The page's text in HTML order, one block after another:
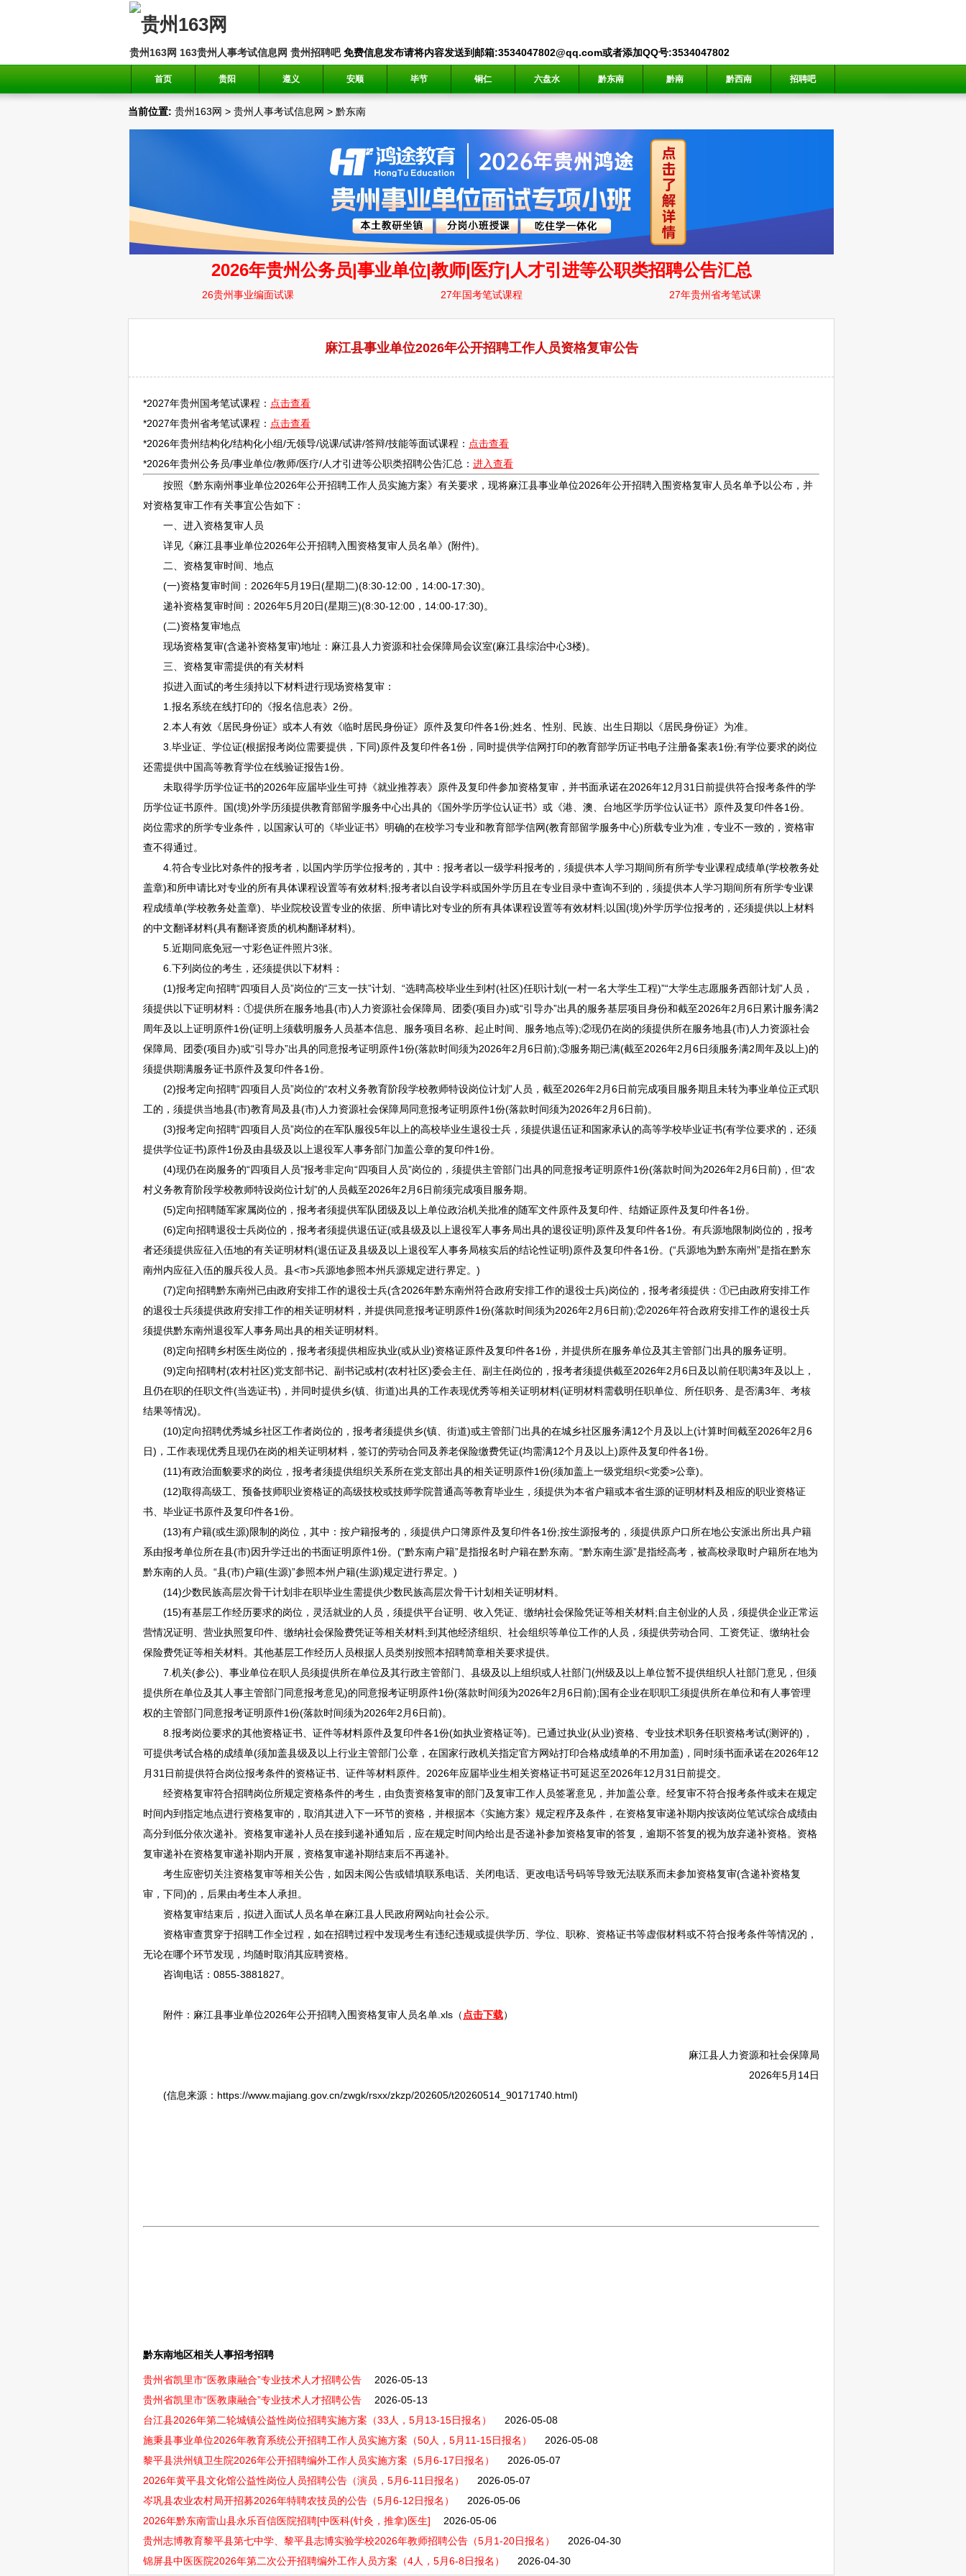
贵州163网 163贵州人事考试信息网 贵州招聘吧免费信息发布请将内容发送到邮箱:3534047802@qq.com或者添加QQ号:3534047802
首页 贵阳 遵义 安顺 毕节 铜仁 六盘水 黔东南 黔南 黔西南 招聘吧
当前位置: 贵州163网 > 贵州人事考试信息网 > 黔东南
麻江县事业单位2026年公开招聘工作人员资格复审公告
*2027年贵州国考笔试课程： 点击查看
*2027年贵州省考笔试课程： 点击查看
*2026年贵州结构化/结构化小组/无领导/说课/试讲/答辩/技能等面试课程： 点击查看
*2026年贵州公务员/事业单位/教师/医疗/人才引进等公职类招聘公告汇总： 进入查看
按照《黔东南州事业单位2026年公开招聘工作人员实施方案》有关要求，现将麻江县事业单位2026年公开招聘入围资格复审人员名单予以公布，并
对资格复审工作有关事宜公告如下：
一、进入资格复审人员
详见《麻江县事业单位2026年公开招聘入围资格复审人员名单》(附件)。
二、资格复审时间、地点
(一)资格复审时间：2026年5月19日(星期二)(8:30-12:00，14:00-17:30)。
递补资格复审时间：2026年5月20日(星期三)(8:30-12:00，14:00-17:30)。
(二)资格复审地点
现场资格复审(含递补资格复审)地址： 麻江县人力资源和社会保障局会议室(麻江县综治中心3楼)。
三、资格复审需提供的有关材料
拟进入面试的考生须持以下材料进行现场资格复审：
1.报名系统在线打印的《报名信息表》2份。
2.本人有效《居民身份证》或本人有效《临时居民身份证》原件及复印件各1份;姓名、性别、民族、出生日期以《居民身份证》为准。
3.毕业证、学位证(根据报考岗位需要提供，下同)原件及复印件各1份，同时提供学信网打印的教育部学历证书电子注册备案表1份;有学位要求的岗位
还需提供中国高等教育学位在线验证报告1份。
未取得学历学位证书的2026年应届毕业生可持《就业推荐表》原件及复印件参加资格复审，并书面承诺在2026年12月31日前提供符合报考条件的学
历学位证书原件。国(境)外学历须提供教育部留学服务中心出具的《国外学历学位认证书》或《港、澳、台地区学历学位认证书》原件及复印件各1份。
岗位需求的所学专业条件，以国家认可的《毕业证书》明确的在校学习专业和教育部学信网(教育部留学服务中心)所载专业为准，专业不一致的，资格审
查不得通过。
4.符合专业比对条件的报考者，以国内学历学位报考的，其中：报考者以一级学科报考的，须提供本人学习期间所有所学专业课程成绩单(学校教务处
盖章)和所申请比对专业的所有具体课程设置等有效材料;报考者以自设学科或国外学历且在专业目录中查询不到的，须提供本人学习期间所有所学专业课
程成绩单(学校教务处盖章)、毕业院校设置专业的依据、所申请比对专业的所有具体课程设置等有效材料;以国(境)外学历学位报考的，还须提供以上材料
的中文翻译材料(具有翻译资质的机构翻译材料)。
5.近期同底免冠一寸彩色证件照片3张。
6.下列岗位的考生，还须提供以下材料：
(1)报考定向招聘“四项目人员”岗位的“三支一扶”计划、“选聘高校毕业生到村(社区)任职计划(一村一名大学生工程)”“大学生志愿服务西部计划”人员，
须提供以下证明材料：①提供所在服务地县(市)人力资源社会保障局、团委(项目办)或“引导办”出具的服务基层项目身份和截至2026年2月6日累计服务满2
周年及以上证明原件1份(证明上须载明服务人员基本信息、服务项目名称、起止时间、服务地点等);②现仍在岗的须提供所在服务地县(市)人力资源社会
保障局、团委(项目办)或“引导办”出具的同意报考证明原件1份(落款时间须为2026年2月6日前);③服务期已满(截至2026年2月6日须服务满2周年及以上)的
须提供期满服务证书原件及复印件各1份。
(2)报考定向招聘“四项目人员”岗位的“农村义务教育阶段学校教师特设岗位计划”人员，截至2026年2月6日前完成项目服务期且未转为事业单位正式职
工的，须提供当地县(市)教育局及县(市)人力资源社会保障局同意报考证明原件1份(落款时间须为2026年2月6日前)。
(3)报考定向招聘“四项目人员”岗位的在军队服役5年以上的高校毕业生退役士兵，须提供退伍证和国家承认的高等学校毕业证书(有学位要求的，还须
提供学位证书)原件1份及由县级及以上退役军人事务部门加盖公章的复印件1份。
(4)现仍在岗服务的“四项目人员”报考非定向“四项目人员”岗位的，须提供主管部门出具的同意报考证明原件1份(落款时间为2026年2月6日前)，但“农
村义务教育阶段学校教师特设岗位计划”的人员截至2026年2月6日前须完成项目服务期。
(5)定向招聘随军家属岗位的，报考者须提供军队团级及以上单位政治机关批准的随军文件原件及复印件、结婚证原件及复印件各1份。
(6)定向招聘退役士兵岗位的，报考者须提供退伍证(或县级及以上退役军人事务局出具的退役证明)原件及复印件各1份。有兵源地限制岗位的，报考
者还须提供应征入伍地的有关证明材料(退伍证及县级及以上退役军人事务局核实后的结论性证明)原件及复印件各1份。(“兵源地为黔东南州”是指在黔东
南州内应征入伍的服兵役人员。县<市>兵源地参照本州兵源规定进行界定。)
(7)定向招聘黔东南州已由政府安排工作的退役士兵(含2026年黔东南州符合政府安排工作的退役士兵)岗位的，报考者须提供：①已由政府安排工作
的退役士兵须提供政府安排工作的相关证明材料，并提供同意报考证明原件1份(落款时间须为2026年2月6日前);②2026年符合政府安排工作的退役士兵
须提供黔东南州退役军人事务局出具的相关证明材料。
(8)定向招聘乡村医生岗位的，报考者须提供相应执业(或从业)资格证原件及复印件各1份，并提供所在服务单位及其主管部门出具的服务证明。
(9)定向招聘村(农村社区)党支部书记、副书记或村(农村社区)委会主任、副主任岗位的，报考者须提供截至2026年2月6日及以前任职满3年及以上，
且仍在职的任职文件(当选证书)，并同时提供乡(镇、街道)出具的工作表现优秀等相关证明材料(证明材料需载明任职单位、所任职务、是否满3年、考核
结果等情况)。
(10)定向招聘优秀城乡社区工作者岗位的，报考者须提供乡(镇、街道)或主管部门出具的在城乡社区服务满12个月及以上(计算时间截至2026年2月6
日)，工作表现优秀且现仍在岗的相关证明材料，签订的劳动合同及养老保险缴费凭证(均需满12个月及以上)原件及复印件各1份。
(11)有政治面貌要求的岗位，报考者须提供组织关系所在党支部出具的相关证明原件1份(须加盖上一级党组织<党委>公章)。
(12)取得高级工、预备技师职业资格证的高级技校或技师学院普通高等教育毕业生，须提供为本省户籍或本省生源的证明材料及相应的职业资格证
书、毕业证书原件及复印件各1份。
(13)有户籍(或生源)限制的岗位，其中：按户籍报考的，须提供户口簿原件及复印件各1份;按生源报考的，须提供原户口所在地公安派出所出具户籍
系由报考单位所在县(市)因升学迁出的书面证明原件1份。(“黔东南户籍”是指报名时户籍在黔东南。“黔东南生源”是指经高考，被高校录取时户籍所在地为
黔东南的人员。“县(市)户籍(生源)”参照本州户籍(生源)规定进行界定。)
(14)少数民族高层次骨干计划非在职毕业生需提供少数民族高层次骨干计划相关证明材料。
(15)有基层工作经历要求的岗位，灵活就业的人员，须提供平台证明、收入凭证、缴纳社会保险凭证等相关材料;自主创业的人员，须提供企业正常运
营情况证明、营业执照复印件、缴纳社会保险费凭证等相关材料;到其他经济组织、社会组织等单位工作的人员，须提供劳动合同、工资凭证、缴纳社会
保险费凭证等相关材料。其他基层工作经历人员根据人员类别按照本招聘简章相关要求提供。
7.机关(参公)、 事业单位在职人员须提供所在单位及其行政主管部门、县级及以上组织或人社部门(州级及以上单位暂不提供组织人社部门意见，但须
提供所在单位及其人事主管部门同意报考意见)的同意报考证明原件1份(落款时间须为2026年2月6日前);国有企业在职职工须提供所在单位和有人事管理
权的主管部门同意报考证明原件1份(落款时间须为2026年2月6日前)。
8.报考岗位要求的其他资格证书、证件等材料原件及复印件各1份(如执业资格证等)。已通过执业(从业)资格、专业技术职务任职资格考试(测评的)，
可提供考试合格的成绩单(须加盖县级及以上行业主管部门公章，在国家行政机关指定官方网站打印合格成绩单的不用加盖)，同时须书面承诺在2026年12
月31日前提供符合岗位报考条件的资格证书、证件等材料原件。2026年应届毕业生相关资格证书可延迟至2026年12月31日前提交。
经资格复审符合招聘岗位所规定资格条件的考生，由负责资格复审的部门及复审工作人员签署意见，并加盖公章。经复审不符合报考条件或未在规定
时间内到指定地点进行资格复审的，取消其进入下一环节的资格，并根据本《实施方案》规定程序及条件，在资格复审递补期内按该岗位笔试综合成绩由
高分到低分依次递补。资格复审递补人员在接到递补通知后，应在规定时间内给出是否递补参加资格复审的答复，逾期不答复的视为放弃递补资格。资格
复审递补在资格复审递补期内开展，资格复审递补期结束后不再递补。
考生应密切关注资格复审等相关公告，如因未阅公告或错填联系电话、关闭电话、更改电话号码等导致无法联系而未参加资格复审(含递补资格复
审，下同)的，后果由考生本人承担。
资格复审结束后，拟进入面试人员名单在麻江县人民政府网站向社会公示。
资格审查贯穿于招聘工作全过程，如在招聘过程中发现考生有违纪违规或提供学历、学位、职称、资格证书等虚假材料或不符合报考条件等情况的，
无论在哪个环节发现，均随时取消其应聘资格。
咨询电话：0855-3881827。
附件： 麻江县事业单位2026年公开招聘入围资格复审人员名单.xls（ 点击下载）
麻江县人力资源和社会保障局
2026年5月14日
(信息来源：https://www.majiang.gov.cn/zwgk/rsxx/zkzp/202605/t20260514_90171740.html)
黔东南地区相关人事招考招聘
贵州省凯里市“医教康融合”专业技术人才招聘公告
2026-05-13
贵州省凯里市“医教康融合”专业技术人才招聘公告
2026-05-13
台江县2026年第二轮城镇公益性岗位招聘实施方案（33人，5月13-15日报名）
2026-05-08
施秉县事业单位2026年教育系统公开招聘工作人员实施方案（50人，5月11-15日报名）
2026-05-08
黎平县洪州镇卫生院2026年公开招聘编外工作人员实施方案（5月6-17日报名）
2026-05-07
2026年黄平县文化馆公益性岗位人员招聘公告（演员，5月6-11日报名）
2026-05-07
岑巩县农业农村局开招募2026年特聘农技员的公告（5月6-12日报名）
2026-05-06
2026年黔东南雷山县永乐百信医院招聘[中医科(针灸，推拿)医生]
2026-05-06
贵州志博教育黎平县第七中学、黎平县志博实验学校2026年教师招聘公告（5月1-20日报名）
2026-04-30
锦屏县中医医院2026年第二次公开招聘编外工作人员方案（4人，5月6-8日报名）
2026-04-30